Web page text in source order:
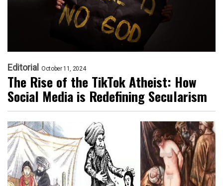
Editorial October 11, 2024
The Rise of the TikTok Atheist: How
Social Media is Redefining Secularism